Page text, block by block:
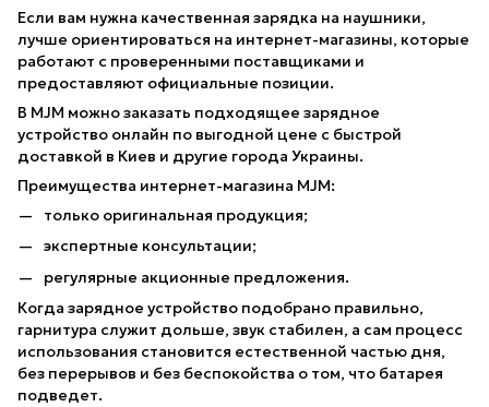
Если вам нужна качественная зарядка на наушники,
лучше ориентироваться на интернет-магазины, которые
работают с проверенными поставщиками и
предоставляют официальные позиции.
В MJM можно заказать подходящее зарядное
устройство онлайн по выгодной цене с быстрой
доставкой в Киев и другие города Украины.
Преимущества интернет-магазина MJM:
только оригинальная продукция;
экспертные консультации;
регулярные акционные предложения.
Когда зарядное устройство подобрано правильно,
гарнитура служит дольше, звук стабилен, а сам процесс
использования становится естественной частью дня,
без перерывов и без беспокойства о том, что батарея
подведет.